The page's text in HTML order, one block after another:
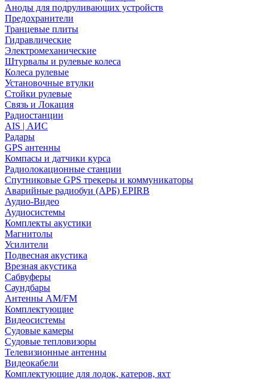
Аноды для подруливающих устройств
Предохранители
Транцевые плиты
Гидравлические
Электромеханические
Штурвалы и рулевые колеса
Колеса рулевые
Установочные втулки
Стойки рулевые
Связь и Локация
Радиостанции
AIS | АИС
Радары
GPS антенны
Компасы и датчики курса
Радиолокационные станции
Спутниковые GPS трекеры и коммуникаторы
Аварийные радиобуи (АРБ) EPIRB
Аудио-Видео
Аудиосистемы
Комплекты акустики
Магнитолы
Усилители
Подвесная акустика
Врезная акустика
Сабвуферы
Саундбары
Антенны AM/FM
Комплектующие
Видеосистемы
Судовые камеры
Cудовые тепловизоры
Телевизионные антенны
Видеокабели
Комплектующие для лодок, катеров, яхт